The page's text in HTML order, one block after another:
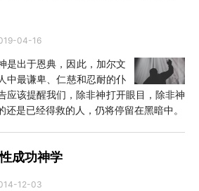
04-16
是出于恩典，因此，加尔文
中最谦卑、仁慈和忍耐的仆
应该提醒我们，除非神打开眼目，除非神
还是已经得救的人，仍将停留在黑暗中。
成功神学
12-03